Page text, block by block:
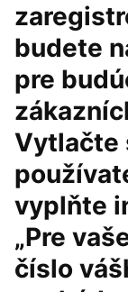
budete
pre
Vytlačte
vyplňte
„Pre
číslo